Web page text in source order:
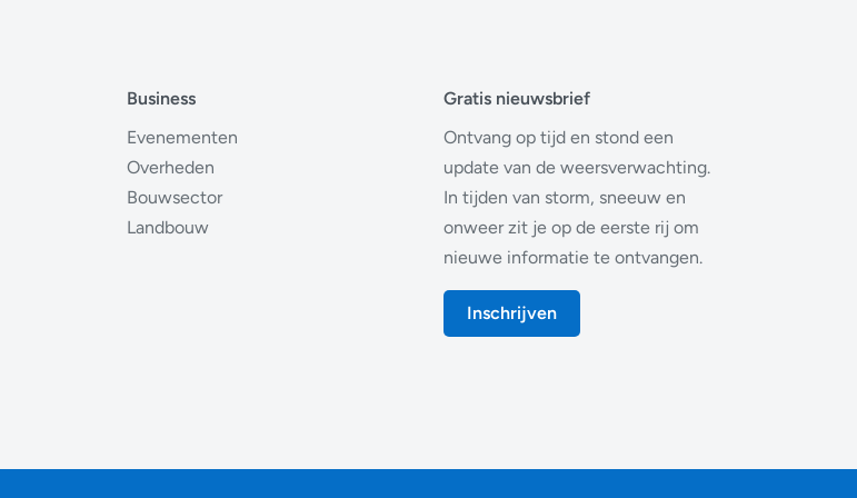
Business
Evenementen
Overheden
Bouwsector
Landbouw
Gratis nieuwsbrief
Ontvang op tijd en stond een
update van de weersverwachting.
In tijden van storm, sneeuw en
onweer zit je op de eerste rij om
nieuwe informatie te ontvangen.
Inschrijven